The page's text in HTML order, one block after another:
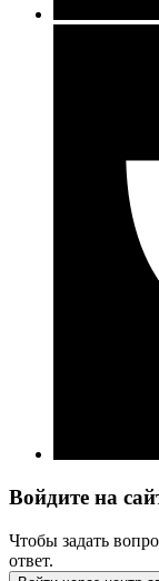
Войдите на
Чтобы задать
ответ.